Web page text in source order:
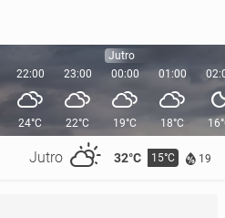
Jutro 32°C 15°C 19
22:00
24°C
23:00
22°C
Jutro
00:00
19°C
01:00
18°C